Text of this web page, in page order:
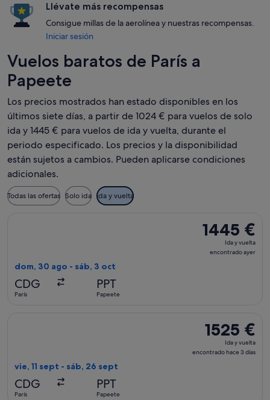
Llévate más recompensas
Consigue millas de la aerolínea y nuestras recompensas.
Iniciar sesión
Vuelos baratos de París a
Papeete
Los precios mostrados han estado disponibles en los
últimos siete días, a partir de 1024 € para vuelos de solo
ida y 1445 € para vuelos de ida y vuelta, durante el
periodo especificado. Los precios y la disponibilidad
están sujetos a cambios. Pueden aplicarse condiciones
adicionales.
Todas las ofertas Solo ida Ida y vuelta
1445 €
Ida
1445 €
Ida y vuelta
encontrado ayer
dom, 30 ago - sáb, 3 oct
CDG
París
PPT
Papeete
1525 €
Ida
y
1525 €
Ida y vuelta
encontrado hace 3 días
vie, 11 sept - sáb, 26 sept
CDG
París
PPT
Papeete